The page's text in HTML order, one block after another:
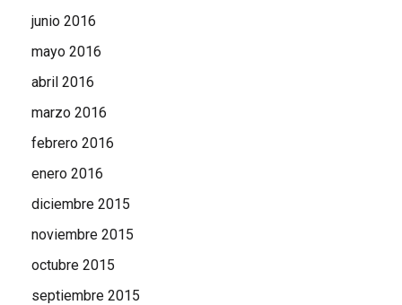
junio 2016
mayo 2016
abril 2016
marzo 2016
febrero 2016
enero 2016
diciembre 2015
noviembre 2015
octubre 2015
septiembre 2015